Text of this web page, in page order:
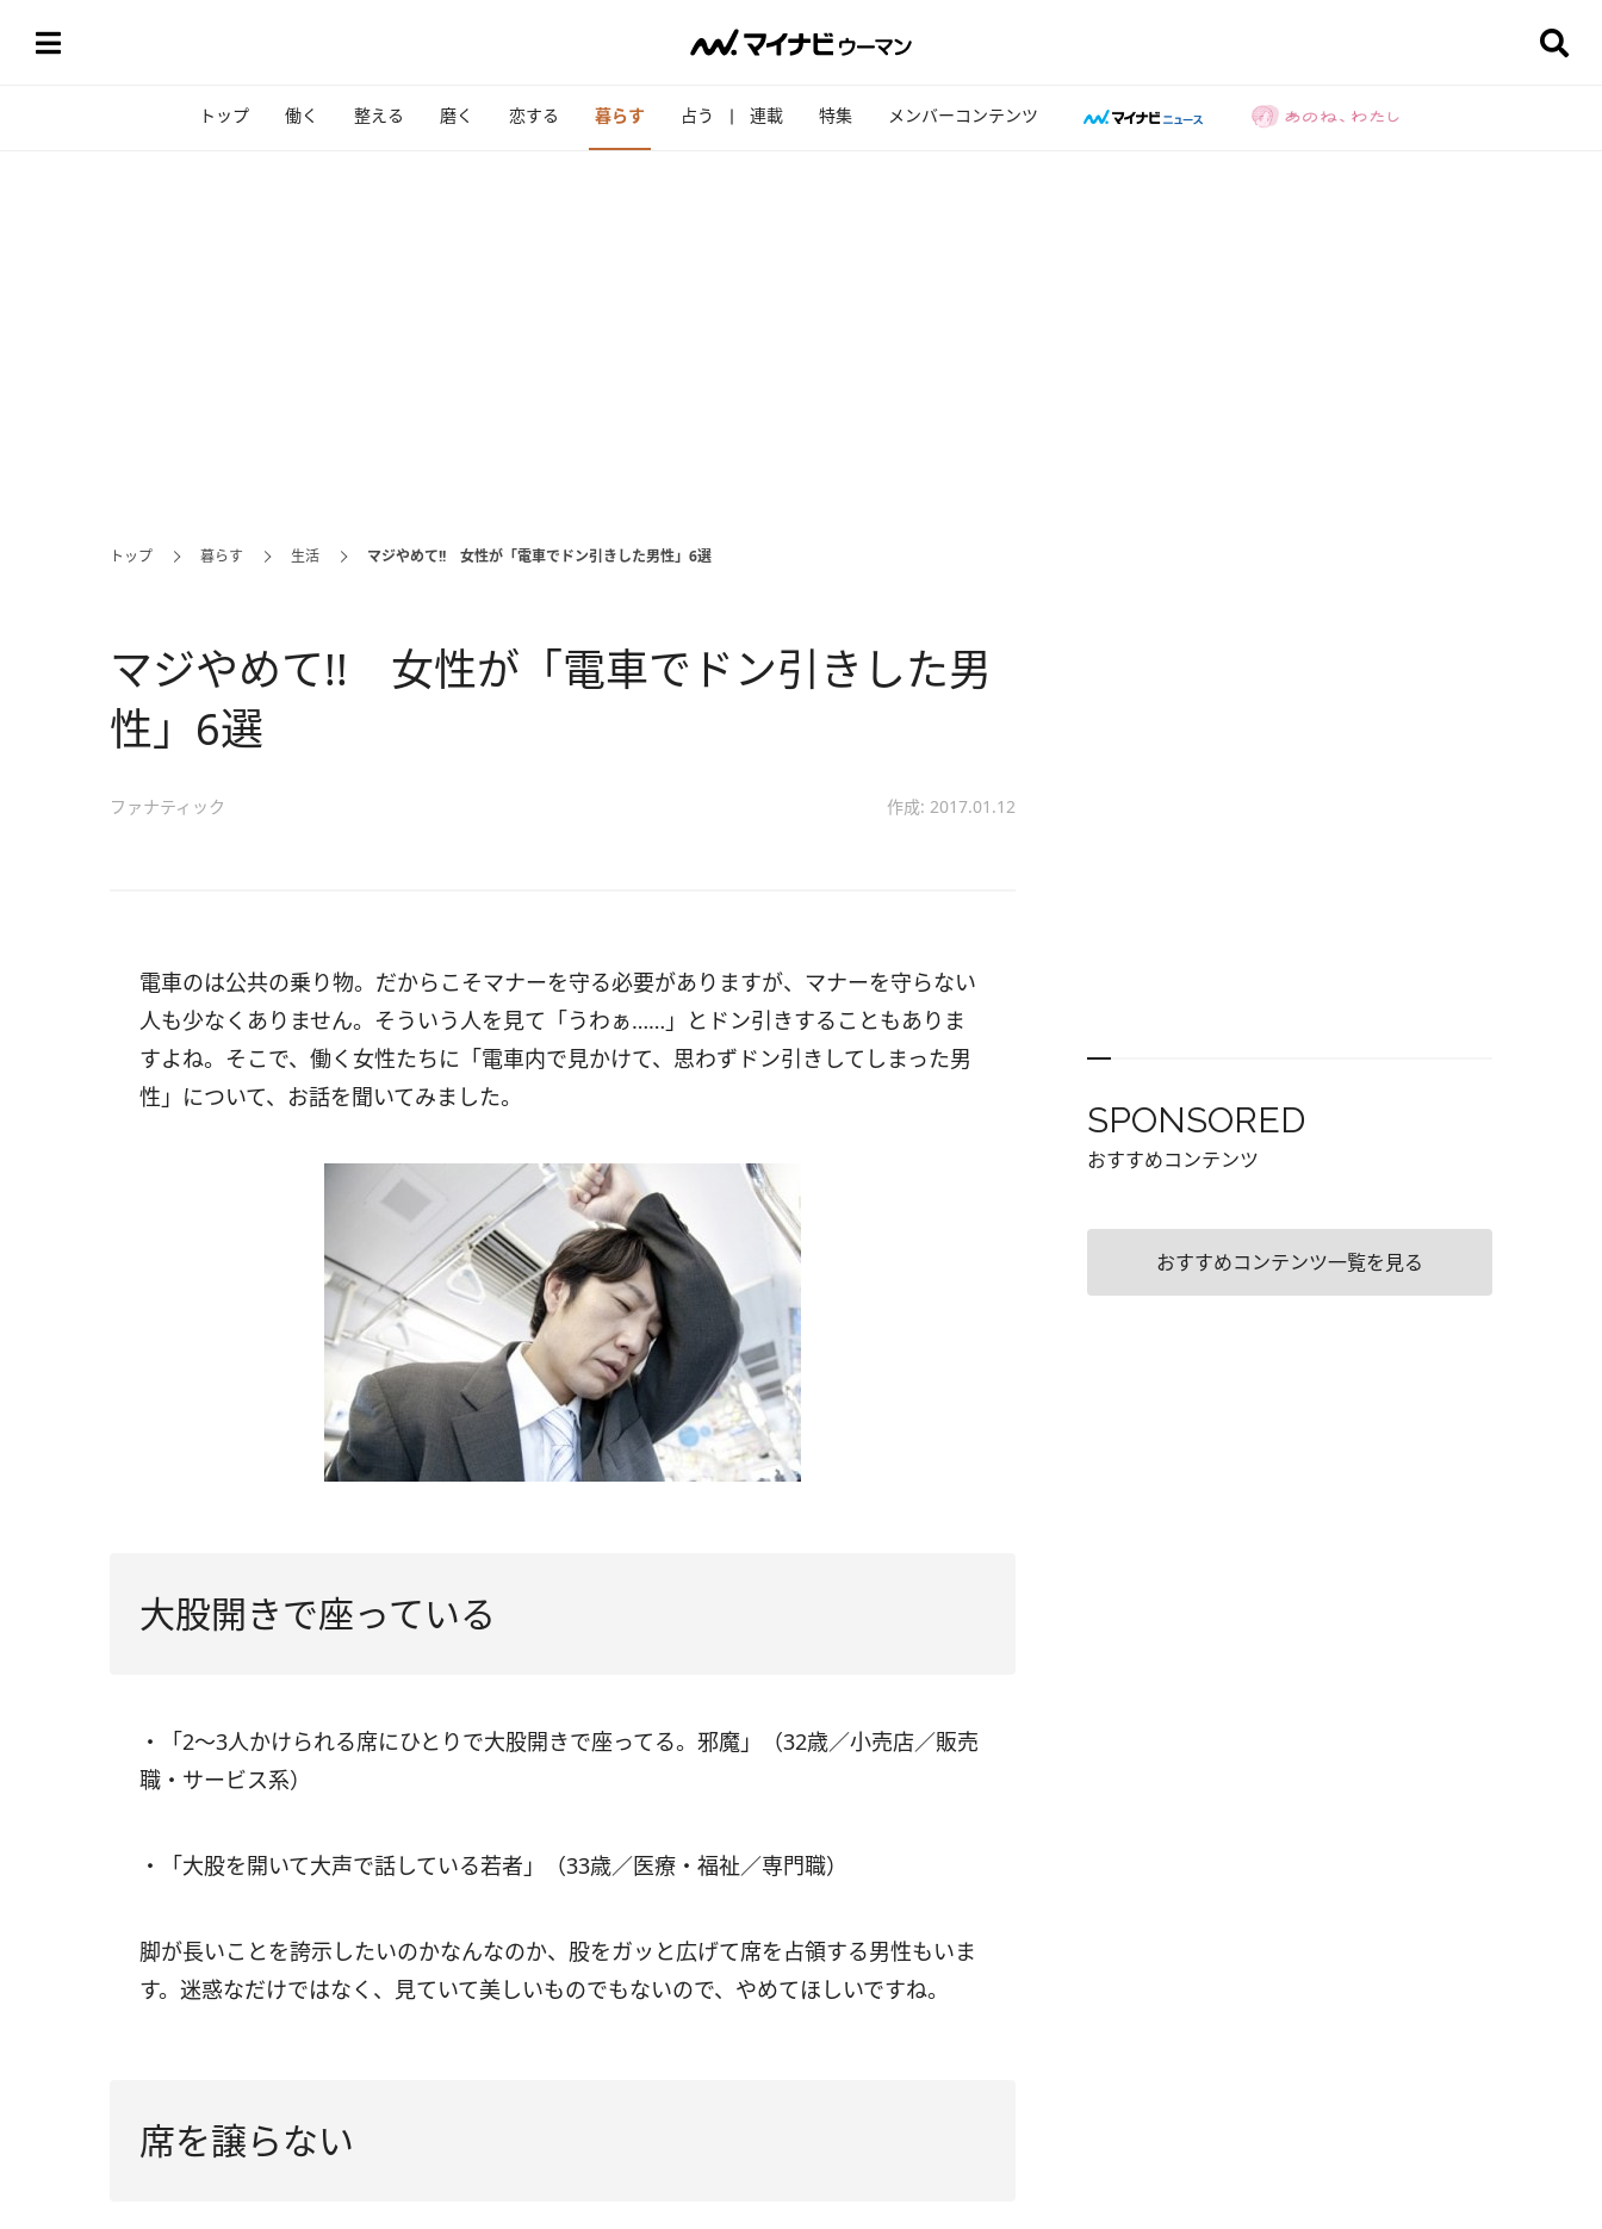
トップ 働く 整える 磨く 恋する 暮らす 占う 連載 特集 メンバーコンテンツ
トップ 暮らす 生活 マジやめて!! 女性が「電車でドン引きした男性」6選
マジやめて!! 女性が「電車でドン引きした男
性」6選
ファナティック 作成: 2017.01.12
電車のは公共の乗り物。だからこそマナーを守る必要がありますが、マナーを守らない
人も少なくありません。そういう人を見て「うわぁ……」とドン引きすることもありま
すよね。そこで、働く女性たちに「電車内で見かけて、思わずドン引きしてしまった男
性」について、お話を聞いてみました。
大股開きで座っている
・「2～3人かけられる席にひとりで大股開きで座ってる。邪魔」（32歳／小売店／販売
職・サービス系）
・「大股を開いて大声で話している若者」（33歳／医療・福祉／専門職）
脚が長いことを誇示したいのかなんなのか、股をガッと広げて席を占領する男性もいま
す。迷惑なだけではなく、見ていて美しいものでもないので、やめてほしいですね。
席を譲らない
SPONSORED
おすすめコンテンツ
おすすめコンテンツ一覧を見る